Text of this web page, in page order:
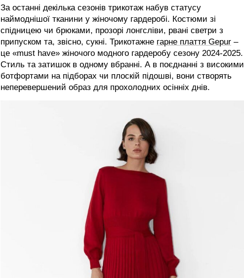
За останні декілька сезонів трикотаж набув статусу
наймоднішої тканини у жіночому гардеробі. Костюми зі
спідницею чи брюками, прозорі лонгсліви, рвані светри з
припуском та, звісно, сукні. Трикотажне гарне плаття Gepur –
це «must have» жіночого модного гардеробу сезону 2024-2025.
Стиль та затишок в одному вбранні. А в поєднанні з високими
ботфортами на підборах чи плоскій підошві, вони створять
неперевершений образ для прохолодних осінніх днів.